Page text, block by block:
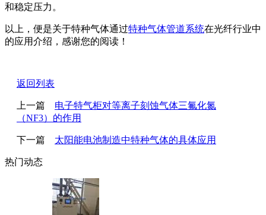
和稳定压力。
以上，便是关于特种气体通过特种气体管道系统在光纤行业中
的应用介绍，感谢您的阅读！
返回列表
上一篇 ​电子特气柜对等离子刻蚀气体三氟化氮
（NF3）的作用
下一篇 太阳能电池制造中特种气体的具体应用
热门动态